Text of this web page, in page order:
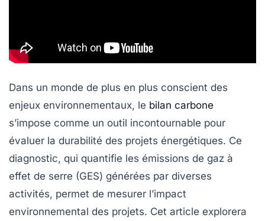
Dans un monde de plus en plus conscient des
enjeux environnementaux, le bilan carbone
s’impose comme un outil incontournable pour
évaluer la durabilité des projets énergétiques. Ce
diagnostic, qui quantifie les émissions de gaz à
effet de serre (GES) générées par diverses
activités, permet de mesurer l’impact
environnemental des projets. Cet article explorera